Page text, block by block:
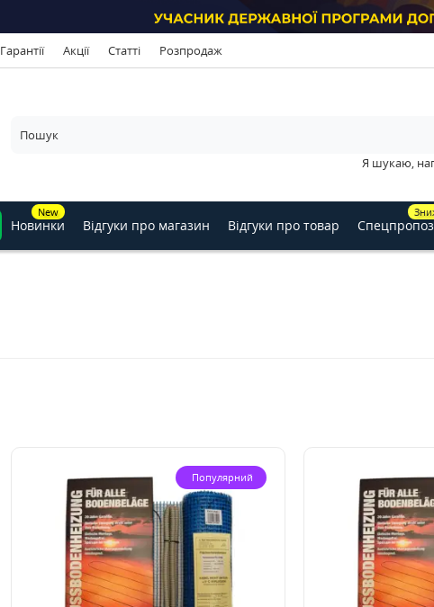
Гарантії Акції Статті Розпродаж
Я шукаю,
Популярний
New
Новинки Відгуки про магазин Відгуки про товар